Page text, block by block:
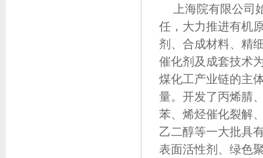
上海院有限公
任，大力推进有机
剂、合成材料、精
催化剂及成套技术
煤化工产业链的主
量。开发了丙烯腈
苯、烯烃催化裂解
乙二醇等一大批具
表面活性剂、绿色